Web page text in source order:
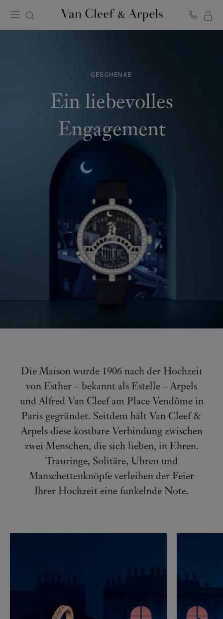
GESCHENKE
Ein liebevolles
Engagement
Die Maison wurde 1906 nach der Hochzeit
von Esther – bekannt als Estelle – Arpels
und Alfred Van Cleef am Place Vendôme in
Paris gegründet. Seitdem hält Van Cleef &
Arpels diese kostbare Verbindung zwischen
zwei Menschen, die sich lieben, in Ehren.
Trauringe, Solitäre, Uhren und
Manschettenknöpfe verleihen der Feier
Ihrer Hochzeit eine funkelnde Note.